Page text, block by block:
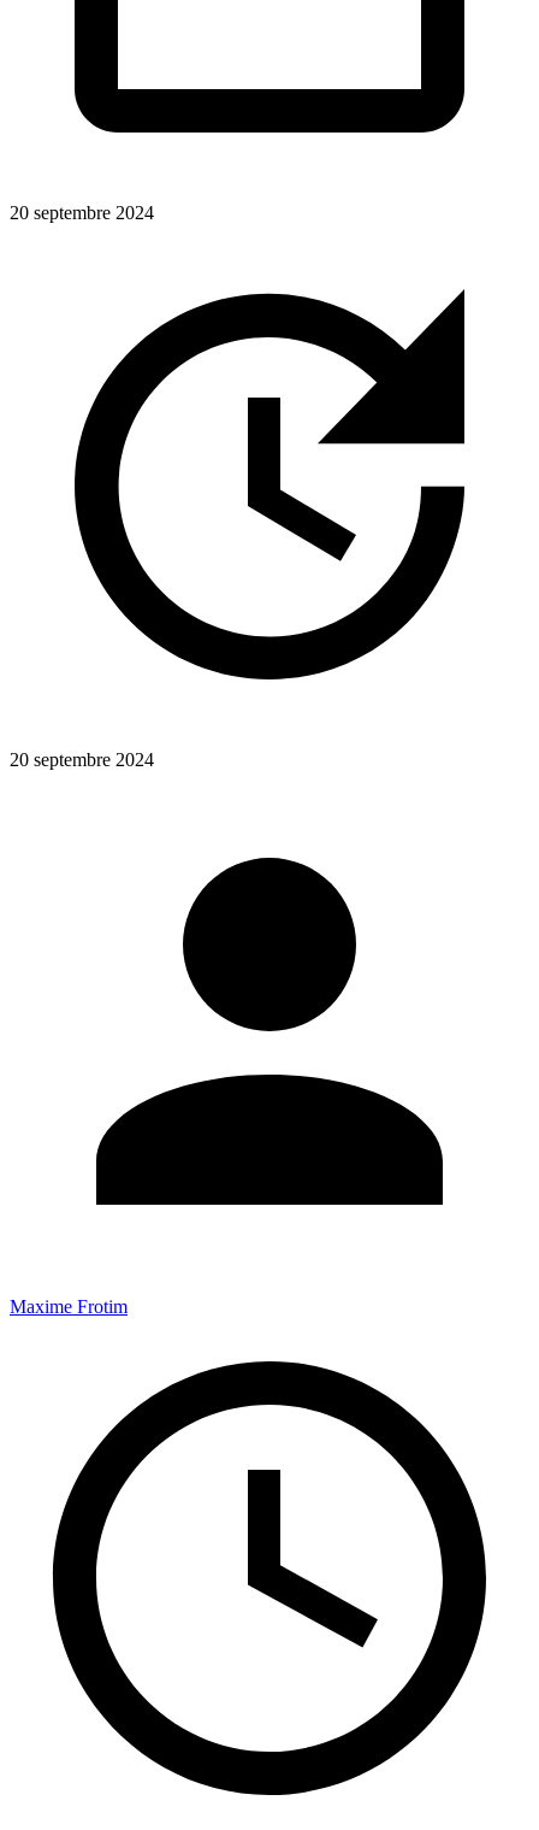
20 septembre 2024
20 septembre 2024
Maxime Frotim